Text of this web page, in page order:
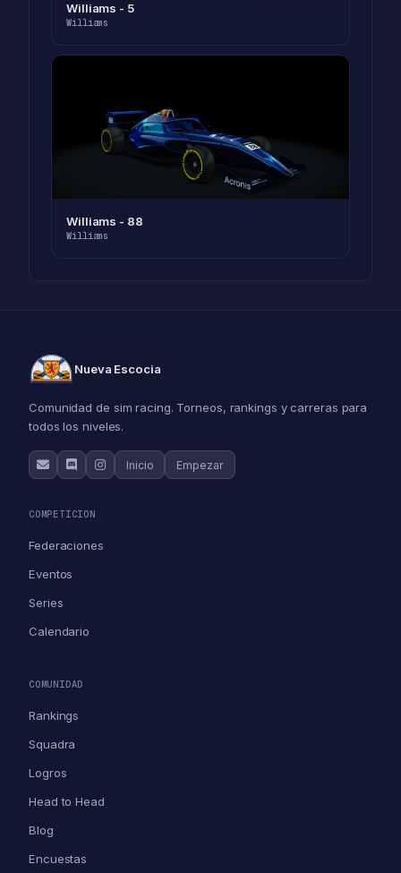
Williams - 5
Williams
Williams - 88
Williams
Nueva Escocia
Comunidad de sim racing. Torneos, rankings y carreras para
todos los niveles.
Inicio Empezar
COMPETICION
Federaciones
Eventos
Series
Calendario
COMUNIDAD
Rankings
Squadra
Logros
Head to Head
Blog
Encuestas